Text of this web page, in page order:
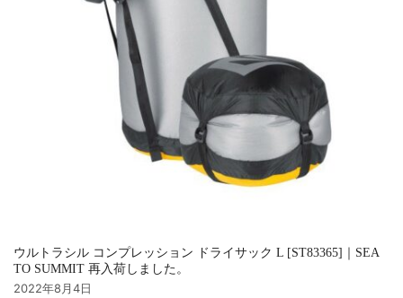
ウルトラシル コンプレッション ドライサック L [ST83365]｜SEA
TO SUMMIT 再入荷しました。
2022年8月4日